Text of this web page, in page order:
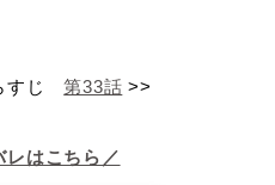
すじ第33話 >>
レはこちら／